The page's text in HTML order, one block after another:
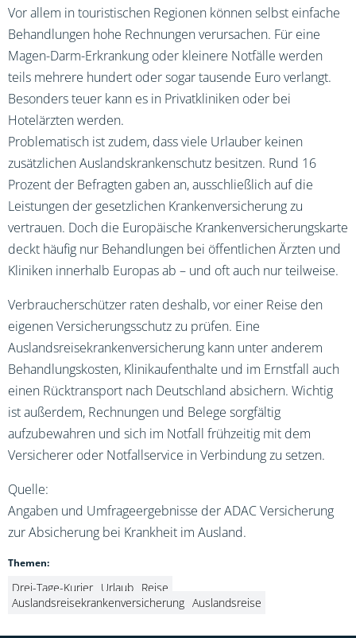
Vor allem in touristischen Regionen können selbst einfache
Behandlungen hohe Rechnungen verursachen. Für eine
Magen-Darm-Erkrankung oder kleinere Notfälle werden
teils mehrere hundert oder sogar tausende Euro verlangt.
Besonders teuer kann es in Privatkliniken oder bei
Hotelärzten werden.
Problematisch ist zudem, dass viele Urlauber keinen
zusätzlichen Auslandskrankenschutz besitzen. Rund 16
Prozent der Befragten gaben an, ausschließlich auf die
Leistungen der gesetzlichen Krankenversicherung zu
vertrauen. Doch die Europäische Krankenversicherungskarte
deckt häufig nur Behandlungen bei öffentlichen Ärzten und
Kliniken innerhalb Europas ab – und oft auch nur teilweise.
Verbraucherschützer raten deshalb, vor einer Reise den
eigenen Versicherungsschutz zu prüfen. Eine
Auslandsreisekrankenversicherung kann unter anderem
Behandlungskosten, Klinikaufenthalte und im Ernstfall auch
einen Rücktransport nach Deutschland absichern. Wichtig
ist außerdem, Rechnungen und Belege sorgfältig
aufzubewahren und sich im Notfall frühzeitig mit dem
Versicherer oder Notfallservice in Verbindung zu setzen.
Quelle:
Angaben und Umfrageergebnisse der ADAC Versicherung
zur Absicherung bei Krankheit im Ausland.
Themen:
Drei-Tage-Kurier Urlaub Reise
Auslandsreisekrankenversicherung Auslandsreise